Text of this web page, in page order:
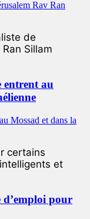
de
Sillam
entrent au
certains
et
d’emploi pour